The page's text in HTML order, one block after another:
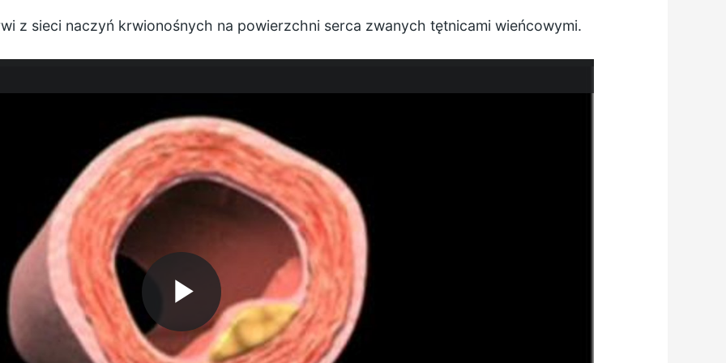
z sieci naczyń krwionośnych na powierzchni serca zwanych tętnicami wieńcowymi.
P